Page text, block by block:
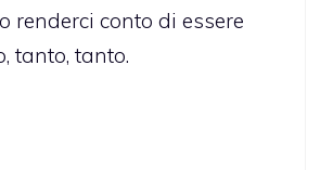
renderci conto di essere
tanto, tanto.